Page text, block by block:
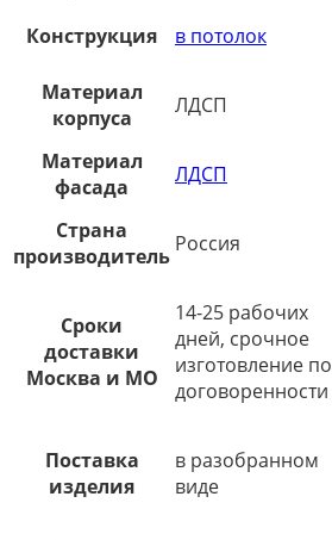
Конструкция в потолок
Материал
корпуса
ЛДСП
Материал
фасада
ЛДСП
Страна
производитель Россия
Сроки
доставки
Москва и МО
14-25 рабочих
дней, срочное
изготовление по
договоренности
Поставка
изделия
в разобранном
виде